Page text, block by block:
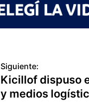
Siguiente:
Kicillof dispuso
y medios